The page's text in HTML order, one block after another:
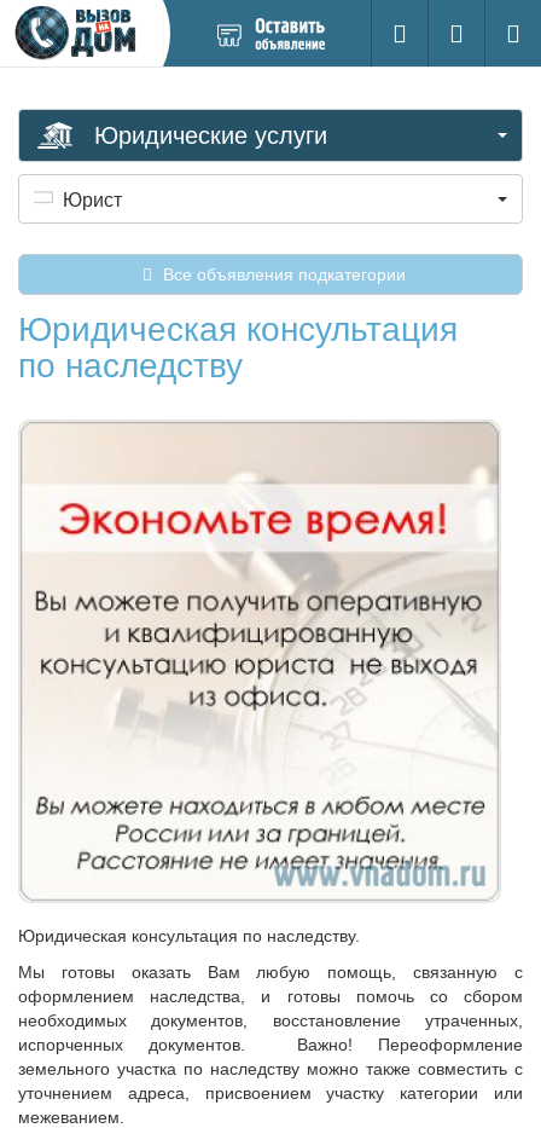
новое
Поиск
Вход на
Юридические услуги
Юрист
Все объявления подкатегории
Юридическая консультация
по наследству
Юридическая консультация по наследству.
Мы готовы оказать Вам любую помощь, связанную с
оформлением наследства, и готовы помочь со сбором
необходимых документов, восстановление утраченных,
испорченных документов. Важно! Переоформление
земельного участка по наследству можно также совместить с
уточнением адреса, присвоением участку категории или
межеванием.